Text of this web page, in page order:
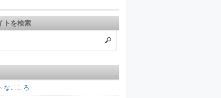
トを検索
なこころ